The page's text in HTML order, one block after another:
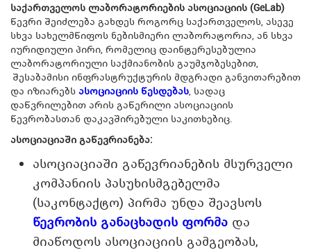
საქართველოს ლაბორატორიების ასოციაციის (GeLab)
წევრი შეიძლება გახდეს როგორც საქართველოს, ასევე
სხვა სახელმწიფოს ნებისმიერი ლაბორატორია, ან სხვა
იურიდიული პირი, რომელიც დაინტერესებულია
ლაბორატორიული საქმიანობის გაუმჯობესებით,
შესაბამისი ინფრასტრუქტურის მდგრადი განვითარებით
და იზიარებს ასოციაციის წესდებას, სადაც
დაწვრილებით არის გაწერილი ასოციაციის
წევრობასთან დაკავშირებული საკითხებიც.
ასოციაციაში გაწევრიანება:
ასოციაციაში გაწევრიანების მსურველი
კომპანიის პასუხისმგებელმა
(საკონტაქტო) პირმა უნდა შეავსოს
წევრობის განაცხადის ფორმა და
მიაწოდოს ასოციაციის გამგეობას,